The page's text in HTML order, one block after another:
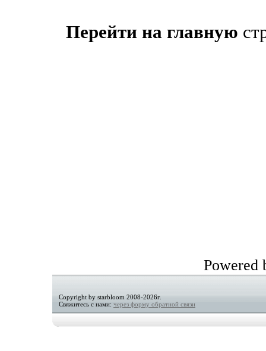
Перейти на главную
Powered
Copyright by starbloom 2008-2026г.
Свяжитесь с нами: через форму обратной связи